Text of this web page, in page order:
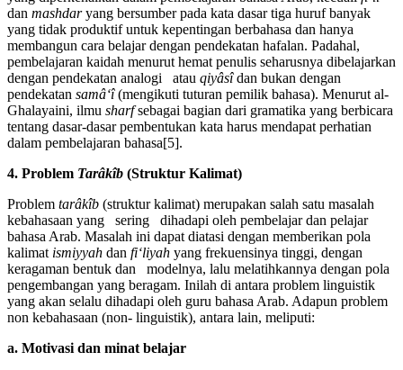
dan mashdaryang bersumber pada kata dasar tiga huruf banyak
yang tidak produktif untuk kepentingan berbahasa dan hanya
membangun cara belajar dengan pendekatan hafalan. Padahal,
pembelajaran kaidah menurut hemat penulis seharusnya dibelajarkan
dengan pendekatan analogi atau qiyâsîdan bukan dengan
pendekatan samâʻî(mengikuti tuturan pemilik bahasa). Menurut al-
Ghalayaini, ilmu sharfsebagai bagian dari gramatika yang berbicara
tentang dasar-dasar pembentukan kata harus mendapat perhatian
dalam pembelajaran bahasa[5].
4. Problem Tarâkîb (Struktur Kalimat)
Problem tarâkîb (struktur kalimat) merupakan salah satu masalah
kebahasaan yang sering dihadapi oleh pembelajar dan pelajar
bahasa Arab. Masalah ini dapat diatasi dengan memberikan pola
kalimat ismiyyah dan fiʻliyah yang frekuensinya tinggi, dengan
keragaman bentuk dan modelnya, lalu melatihkannya dengan pola
pengembangan yang beragam. Inilah di antara problem linguistik
yang akan selalu dihadapi oleh guru bahasa Arab. Adapun problem
non kebahasaan (non- linguistik), antara lain, meliputi:
a. Motivasi dan minat belajar